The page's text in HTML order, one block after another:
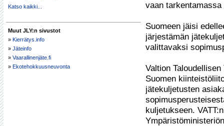
Katso kaikki...
Muut JLY:n sivustot
» Kierrätys.info
» Jäteinfo
» Vaarallinenjäte.fi
» Ekotehokkuusneuvonta
vaan
Suomeen jäisi
järjestämän
valittavaksi
Valtion
Suomen
jätekuljetusten
kuljetukseen.